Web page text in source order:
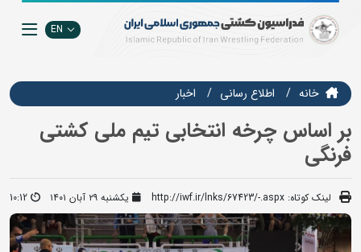
EN
خانه اطلاع رسانی اخبار
بر اساس چرخه انتخابی تیم ملی کشتی
فرنگی
لینک کوتاه: http://iwf.ir/lnks/67423/-.aspx یکشنبه ۲۹ آبان ۱۴۰۱ 10:12